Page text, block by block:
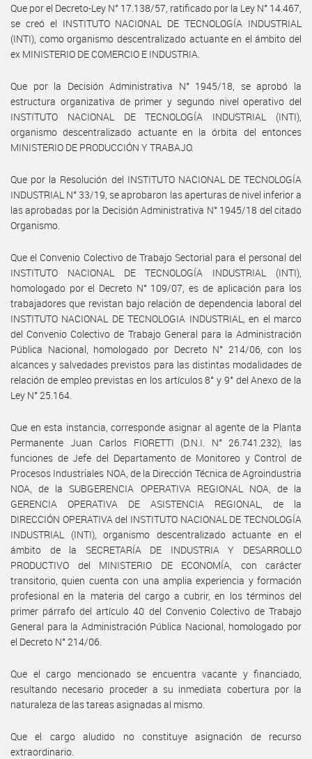
Que por el Decreto-Ley N° 17.138/57, ratificado por la Ley N° 14.467,
se creó el INSTITUTO NACIONAL DE TECNOLOGÍA INDUSTRIAL
(INTI), como organismo descentralizado actuante en el ámbito del
ex MINISTERIO DE COMERCIO E INDUSTRIA.
Que por la Decisión Administrativa N° 1945/18, se aprobó la
estructura organizativa de primer y segundo nivel operativo del
INSTITUTO NACIONAL DE TECNOLOGÍA INDUSTRIAL (INTI),
organismo descentralizado actuante en la órbita del entonces
MINISTERIO DE PRODUCCIÓN Y TRABAJO.
Que por la Resolución del INSTITUTO NACIONAL DE TECNOLOGÍA
INDUSTRIAL N° 33/19, se aprobaron las aperturas de nivel inferior a
las aprobadas por la Decisión Administrativa N° 1945/18 del citado
Organismo.
Que el Convenio Colectivo de Trabajo Sectorial para el personal del
INSTITUTO NACIONAL DE TECNOLOGÍA INDUSTRIAL (INTI),
homologado por el Decreto N° 109/07, es de aplicación para los
trabajadores que revistan bajo relación de dependencia laboral del
INSTITUTO NACIONAL DE TECNOLOGIA INDUSTRIAL, en el marco
del Convenio Colectivo de Trabajo General para la Administración
Pública Nacional, homologado por Decreto N° 214/06, con los
alcances y salvedades previstos para las distintas modalidades de
relación de empleo previstas en los artículos 8° y 9° del Anexo de la
Ley N° 25.164.
Que en esta instancia, corresponde asignar al agente de la Planta
Permanente Juan Carlos FIORETTI (D.N.I. N° 26.741.232), las
funciones de Jefe del Departamento de Monitoreo y Control de
Procesos Industriales NOA, de la Dirección Técnica de Agroindustria
NOA, de la SUBGERENCIA OPERATIVA REGIONAL NOA, de la
GERENCIA OPERATIVA DE ASISTENCIA REGIONAL, de la
DIRECCIÓN OPERATIVA del INSTITUTO NACIONAL DE TECNOLOGÍA
INDUSTRIAL (INTI), organismo descentralizado actuante en el
ámbito de la SECRETARÍA DE INDUSTRIA Y DESARROLLO
PRODUCTIVO del MINISTERIO DE ECONOMÍA, con carácter
transitorio, quien cuenta con una amplia experiencia y formación
profesional en la materia del cargo a cubrir, en los términos del
primer párrafo del artículo 40 del Convenio Colectivo de Trabajo
General para la Administración Pública Nacional, homologado por
el Decreto N° 214/06.
Que el cargo mencionado se encuentra vacante y financiado,
resultando necesario proceder a su inmediata cobertura por la
naturaleza de las tareas asignadas al mismo.
Que el cargo aludido no constituye asignación de recurso
extraordinario.